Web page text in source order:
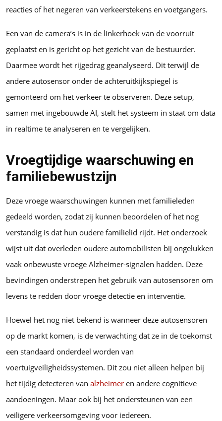
reacties of het negeren van verkeerstekens en voetgangers.
Een van de camera’s is in de linkerhoek van de voorruit
geplaatst en is gericht op het gezicht van de bestuurder.
Daarmee wordt het rijgedrag geanalyseerd. Dit terwijl de
andere autosensor onder de achteruitkijkspiegel is
gemonteerd om het verkeer te observeren. Deze setup,
samen met ingebouwde AI, stelt het systeem in staat om data
in realtime te analyseren en te vergelijken.
Vroegtijdige waarschuwing en
familiebewustzijn
Deze vroege waarschuwingen kunnen met familieleden
gedeeld worden, zodat zij kunnen beoordelen of het nog
verstandig is dat hun oudere familielid rijdt. Het onderzoek
wijst uit dat overleden oudere automobilisten bij ongelukken
vaak onbewuste vroege Alzheimer-signalen hadden. Deze
bevindingen onderstrepen het gebruik van autosensoren om
levens te redden door vroege detectie en interventie.
Hoewel het nog niet bekend is wanneer deze autosensoren
op de markt komen, is de verwachting dat ze in de toekomst
een standaard onderdeel worden van
voertuigveiligheidssystemen. Dit zou niet alleen helpen bij
het tijdig detecteren van alzheimer en andere cognitieve
aandoeningen. Maar ook bij het ondersteunen van een
veiligere verkeersomgeving voor iedereen.